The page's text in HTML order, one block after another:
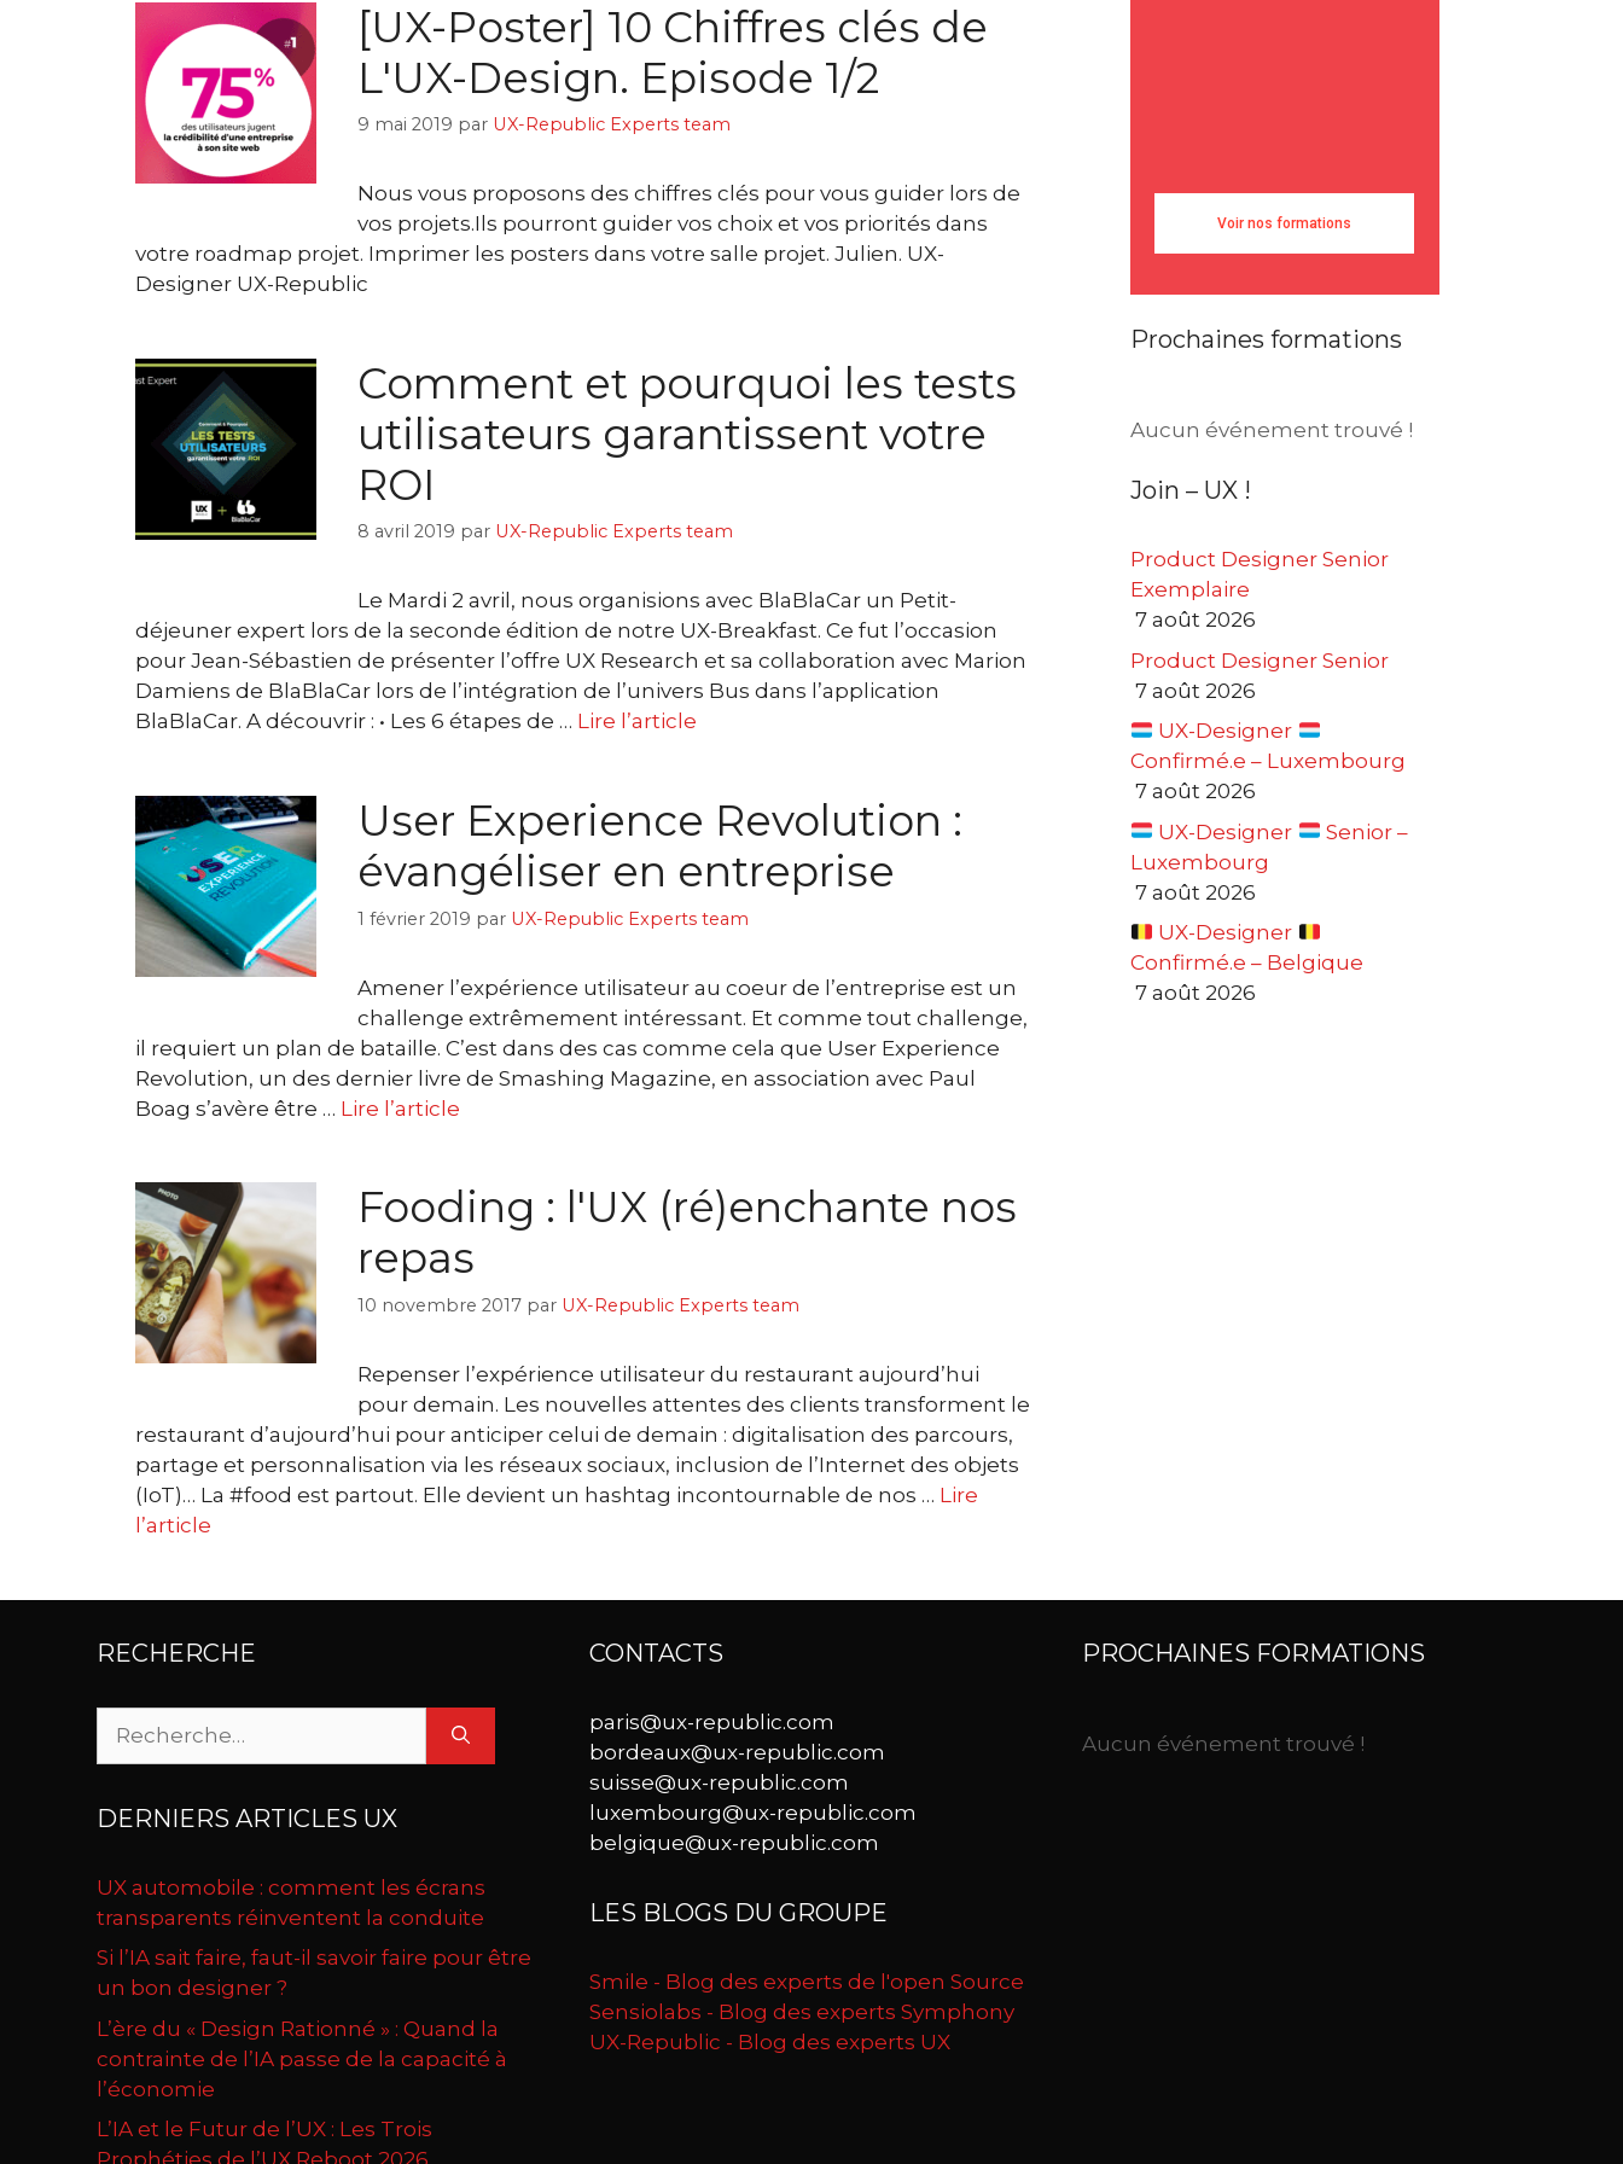
[UX-Poster] 10 Chiffres clés de
L'UX-Design. Episode 1/2
9 mai 2019 par UX-Republic Experts team
Nous vous proposons des chiffres clés pour vous guider lors de
vos projets.Ils pourront guider vos choix et vos priorités dans
votre roadmap projet. Imprimer les posters dans votre salle projet. Julien. UX-
Designer UX-Republic
Comment et pourquoi les tests
utilisateurs garantissent votre
ROI
8 avril 2019 par UX-Republic Experts team
Le Mardi 2 avril, nous organisions avec BlaBlaCar un Petit-
déjeuner expert lors de la seconde édition de notre UX-Breakfast. Ce fut l’occasion
pour Jean-Sébastien de présenter l’offre UX Research et sa collaboration avec Marion
Damiens de BlaBlaCar lors de l’intégration de l’univers Bus dans l’application
BlaBlaCar. A découvrir : • Les 6 étapes de … Lire l’article
User Experience Revolution :
évangéliser en entreprise
1 février 2019 par UX-Republic Experts team
Amener l’expérience utilisateur au coeur de l’entreprise est un
challenge extrêmement intéressant. Et comme tout challenge,
il requiert un plan de bataille. C’est dans des cas comme cela que User Experience
Revolution, un des dernier livre de Smashing Magazine, en association avec Paul
Boag s’avère être … Lire l’article
Fooding : l'UX (ré)enchante nos
repas
10 novembre 2017 par UX-Republic Experts team
Repenser l’expérience utilisateur du restaurant aujourd’hui
pour demain. Les nouvelles attentes des clients transforment le
restaurant d’aujourd’hui pour anticiper celui de demain : digitalisation des parcours,
partage et personnalisation via les réseaux sociaux, inclusion de l’Internet des objets
(IoT)… La #food est partout. Elle devient un hashtag incontournable de nos … Lire
l’article
Voir nos formations
Prochaines formations
Aucun événement trouvé !
Join – UX !
Product Designer Senior
Exemplaire
7 août 2026
Product Designer Senior
7 août 2026
UX-Designer
Confirmé.e – Luxembourg
7 août 2026
UX-Designer
Senior –
Luxembourg
7 août 2026
UX-Designer
Confirmé.e – Belgique
7 août 2026
RECHERCHE
DERNIERS ARTICLES UX
UX automobile : comment les écrans
transparents réinventent la conduite
Si l’IA sait faire, faut-il savoir faire pour être
un bon designer ?
L’ère du « Design Rationné » : Quand la
contrainte de l’IA passe de la capacité à
l’économie
L’IA et le Futur de l’UX : Les Trois
CONTACTS
paris@ux-republic.com
bordeaux@ux-republic.com
suisse@ux-republic.com
luxembourg@ux-republic.com
belgique@ux-republic.com
LES BLOGS DU GROUPE
Smile - Blog des experts de l'open Source
Sensiolabs - Blog des experts Symphony
UX-Republic - Blog des experts UX
PROCHAINES FORMATIONS
Aucun événement trouvé !